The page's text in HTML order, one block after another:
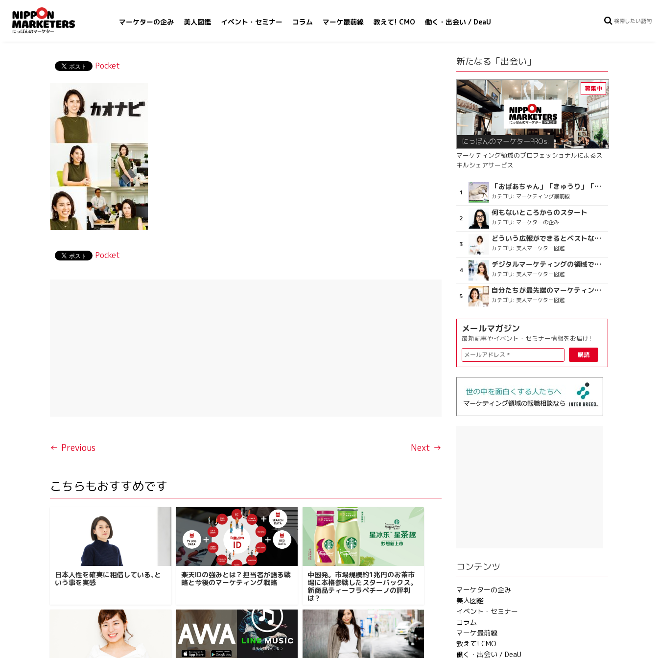
マーケターの企み 美人図鑑 イベント・セミナー コラム マーケ最前線 教えて! CMO 働く・出会い / DeaU
Pocket
Pocket
← Previous Next →
こちらもおすすめです
日本人性を確実に租借している､と
いう事を実感
楽天IDの強みとは？担当者が語る戦
略と今後のマーケティング戦略
中国発。市場規模約1兆円のお茶市
場に本格参戦したスターバックス。
新商品ティーフラペチーノの評判
は？
新たなる「出会い」
にっぽんのマーケターPROs.
マーケティング領域のプロフェッショナルによるス
キルシェアサービス
「おばあちゃん」「きゅうり」「ディスコで踊るおじさん」をCM素材に使った、「気持ちよさ」が売りの意外な商品とは？
カテゴリ: マーケティング最前線
何もないところからのスタート
カテゴリ: マーケターの企み
どういう広報ができるとベストなのか
カテゴリ: 美人マーケター図鑑
デジタルマーケティングの領域で、海外というステージに
カテゴリ: 美人マーケター図鑑
自分たちが最先端のマーケティングを目指す
カテゴリ: 美人マーケター図鑑
メールマガジン
最新記事やイベント・セミナー情報をお届け!
コンテンツ
マーケターの企み
美人図鑑
イベント・セミナー
コラム
マーケ最前線
教えて! CMO
働く・出会い / DeaU